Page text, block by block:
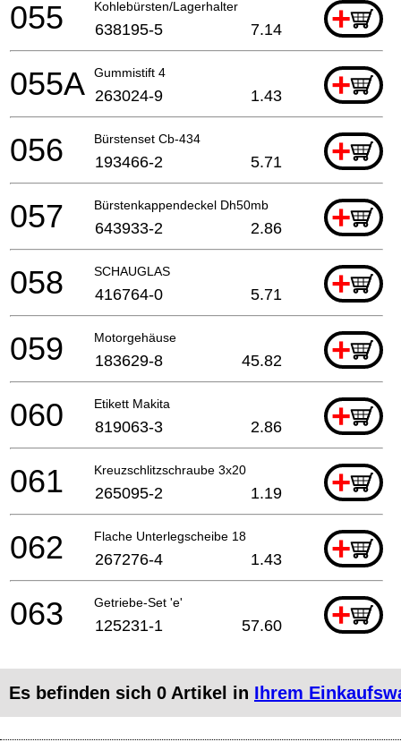
Kohlebürsten/Lagerhalter +
055 638195-5 7.14
Gummistift 4 +
055A 263024-9 1.43
Bürstenset Cb-434 +
056 193466-2 5.71
Bürstenkappendeckel Dh50mb +
057 643933-2 2.86
SCHAUGLAS +
058 416764-0 5.71
Motorgehäuse +
059 183629-8 45.82
Etikett Makita +
060 819063-3 2.86
Kreuzschlitzschraube 3x20 +
061 265095-2 1.19
Flache Unterlegscheibe 18 +
062 267276-4 1.43
Getriebe-Set 'e' +
063 125231-1 57.60
Es befinden sich 0 Artikel in Ihrem